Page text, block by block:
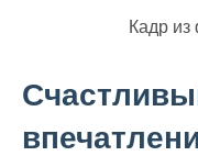
Кадр